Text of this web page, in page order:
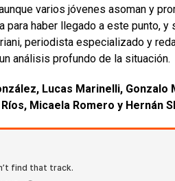
varios jóvenes asoman y
para haber llegado a este punto, y
periodista especializado y
análisis profundo de la situación.
Lucas Marinelli, Gonzalo
Micaela Romero y Hernán